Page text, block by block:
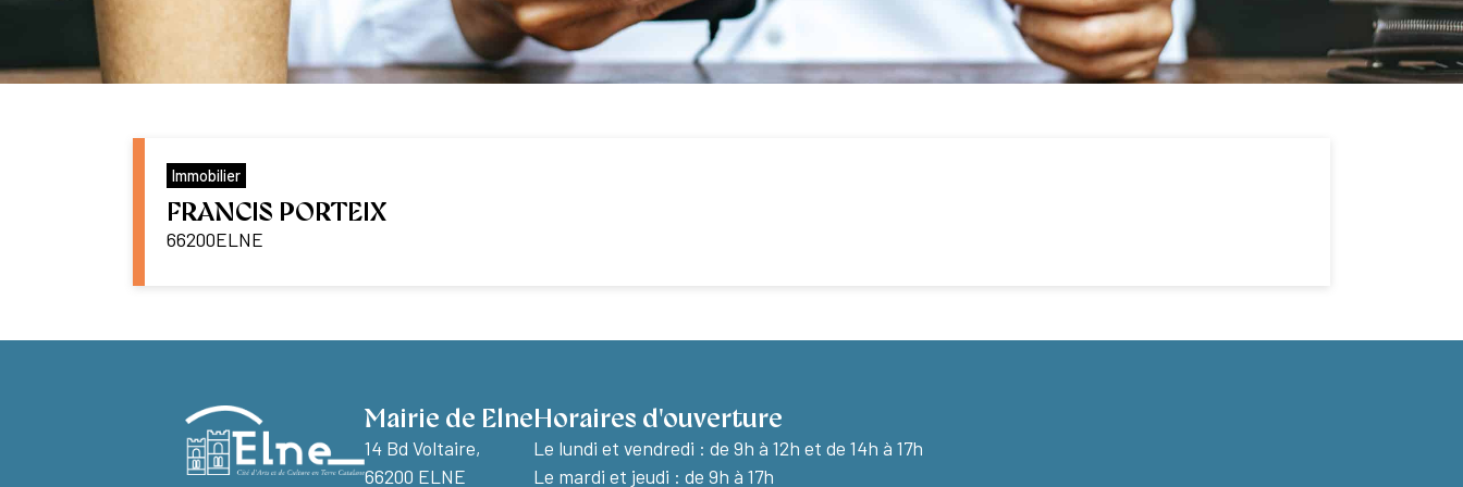
Immobilier
FRANCIS PORTEIX
66200ELNE
Mairie de Elne
14 Bd Voltaire,
66200 ELNE
Horaires d'ouverture
Le lundi et vendredi : de 9h à 12h et de 14h à 17h
Le mardi et jeudi : de 9h à 17h